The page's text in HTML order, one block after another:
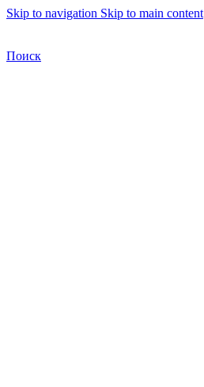
Skip to navigation Skip to main content
Поиск